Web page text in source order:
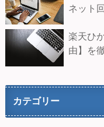
ネット
楽天ひ
由】を
カテゴリー